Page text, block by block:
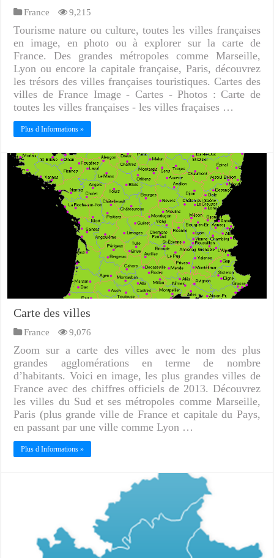
France 9,215
Tourisme nature ou culture, toutes les villes françaises
en image, en photo ou à explorer sur la carte de
France. Des grandes métropoles comme Marseille,
Lyon ou encore la capitale française, Paris, découvrez
les trésors des villes françaises touristiques. Cartes des
villes de France Image - Cartes - Photos : Carte de
toutes les villes françaises - les villes fraçaises …
Plus d Informations »
Carte des villes
France 9,076
Zoom sur a carte des villes avec le nom des plus
grandes agglomérations en terme de nombre
d’habitants. Voici en image, les plus grandes villes de
France avec des chiffres officiels de 2013. Découvrez
les villes du Sud et ses métropoles comme Marseille,
Paris (plus grande ville de France et capitale du Pays,
en passant par une ville comme Lyon …
Plus d Informations »